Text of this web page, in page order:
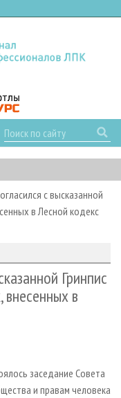
с высказанной
в Лесной кодекс
Гринпис
внесенных в
заседание Совета
и правам человека